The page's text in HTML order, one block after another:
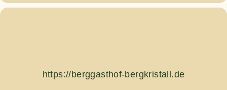
https://berggasthof-bergkristall.de